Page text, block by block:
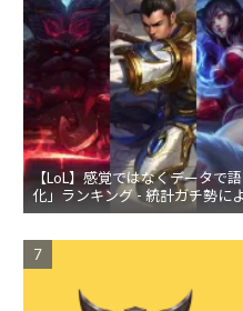
【LoL】感覚ではなくデータで
化」ランキング - 統計ガチ勢に